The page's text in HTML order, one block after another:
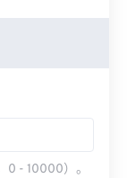
0 - 10000）。